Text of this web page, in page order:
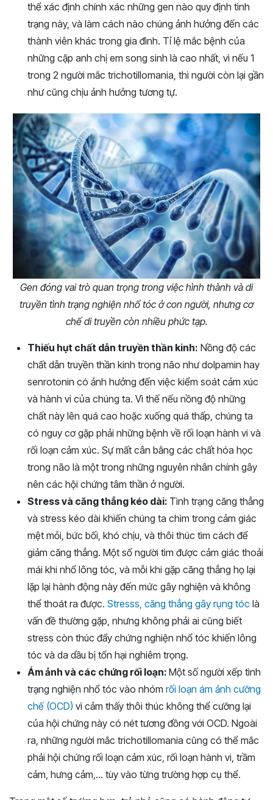
thể xác định chính xác những gen nào quy định tình
trạng này, và làm cách nào chúng ảnh hưởng đến các
thành viên khác trong gia đình. Tỉ lệ mắc bệnh của
những cặp anh chị em song sinh là cao nhất, vì nếu 1
trong 2 người mắc trichotillomania, thì người còn lại gần
như cũng chịu ảnh hưởng tương tự.
Gen đóng vai trò quan trọng trong việc hình thành và di
truyền tình trạng nghiện nhổ tóc ở con người, nhưng cơ
chế di truyền còn nhiều phức tạp.
Thiếu hụt chất dẫn truyền thần kinh: Nồng độ các
chất dẫn truyền thần kinh trong não như dolpamin hay
senrotonin có ảnh hưởng đến việc kiểm soát cảm xúc
và hành vi của chúng ta. Vì thế nếu nồng độ những
chất này lên quá cao hoặc xuống quá thấp, chúng ta
có nguy cơ gặp phải những bệnh về rối loạn hành vi và
rối loạn cảm xúc. Sự mất cân bằng các chất hóa học
trong não là một trong những nguyên nhân chính gây
nên các hội chứng tâm thần ở người.
Stress và căng thẳng kéo dài: Tình trạng căng thẳng
và stress kéo dài khiến chúng ta chìm trong cảm giác
mệt mỏi, bức bối, khó chịu, và thôi thúc tìm cách để
giảm căng thẳng. Một số người tìm được cảm giác thoải
mái khi nhổ lông tóc, và mỗi khi gặp căng thẳng họ lại
lặp lại hành động này đến mức gây nghiện và không
thể thoát ra được. Stresss, căng thẳng gây rụng tóc là
vấn đề thường gặp, nhưng không phải ai cũng biết
stress còn thúc đẩy chứng nghiện nhổ tóc khiến lông
tóc và da dầu bị tổn hại nghiêm trọng.
Ám ảnh và các chứng rối loạn: Một số người xếp tình
trạng nghiện nhổ tóc vào nhóm rối loạn ám ảnh cưỡng
chế (OCD) vì cảm thấy thôi thúc không thể cưỡng lại
của hội chứng này có nét tương đồng với OCD. Ngoài
ra, những người mắc trichotillomania cũng có thể mắc
phải hội chứng rối loạn cảm xúc, rối loạn hành vi, trầm
cảm, hưng cảm,… tùy vào từng trường hợp cụ thể.